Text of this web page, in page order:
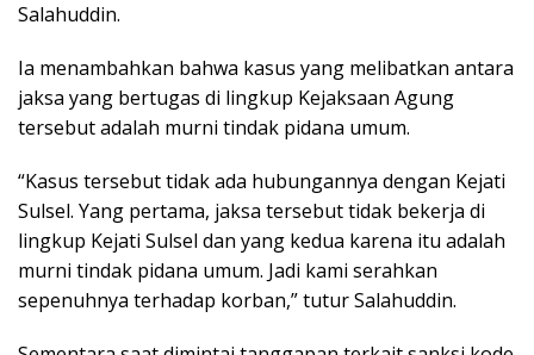
Salahuddin.
Ia menambahkan bahwa kasus yang melibatkan antara
jaksa yang bertugas di lingkup Kejaksaan Agung
tersebut adalah murni tindak pidana umum.
“Kasus tersebut tidak ada hubungannya dengan Kejati
Sulsel. Yang pertama, jaksa tersebut tidak bekerja di
lingkup Kejati Sulsel dan yang kedua karena itu adalah
murni tindak pidana umum. Jadi kami serahkan
sepenuhnya terhadap korban,” tutur Salahuddin.